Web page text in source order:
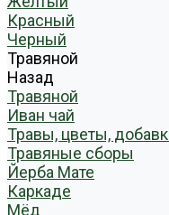
Красный
Черный
Травяной
Назад
Травяной
Иван чай
Травы, цветы,
Травяные сборы
Йерба Мате
Каркаде
Мёд